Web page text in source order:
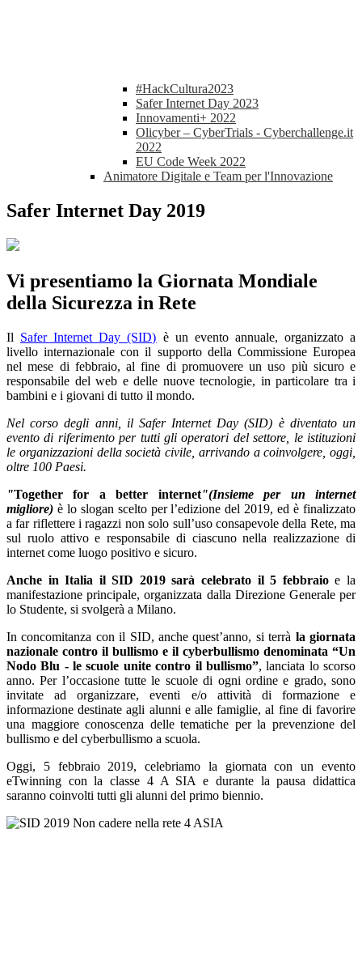
#HackCultura2023
Safer Internet Day 2023
Innovamenti+ 2022
Olicyber – CyberTrials - Cyberchallenge.it
2022
EU Code Week 2022
Animatore Digitale e Team per l'Innovazione
Safer Internet Day 2019
Vi presentiamo la Giornata Mondiale
della Sicurezza in Rete
Il Safer Internet Day (SID) è un evento annuale, organizzato a
livello internazionale con il supporto della Commissione Europea
nel mese di febbraio, al fine di promuovere un uso più sicuro e
responsabile del web e delle nuove tecnologie, in particolare tra i
bambini e i giovani di tutto il mondo.
Nel corso degli anni, il Safer Internet Day (SID) è diventato un
evento di riferimento per tutti gli operatori del settore, le istituzioni
le organizzazioni della società civile, arrivando a coinvolgere, oggi,
oltre 100 Paesi.
"Together for a better internet"(Insieme per un internet
migliore) è lo slogan scelto per l’edizione del 2019, ed è finalizzato
a far riflettere i ragazzi non solo sull’uso consapevole della Rete, ma
sul ruolo attivo e responsabile di ciascuno nella realizzazione di
internet come luogo positivo e sicuro.
Anche in Italia il SID 2019 sarà celebrato il 5 febbraioe la
manifestazione principale, organizzata dalla Direzione Generale per
lo Studente, si svolgerà a Milano.
In concomitanza con il SID, anche quest’anno, si terrà la giornata
nazionale contro il bullismo e il cyberbullismo denominata “Un
Nodo Blu - le scuole unite contro il bullismo”, lanciata lo scorso
anno. Per l’occasione tutte le scuole di ogni ordine e grado, sono
invitate ad organizzare, eventi e/o attività di formazione e
informazione destinate agli alunni e alle famiglie, al fine di favorire
una maggiore conoscenza delle tematiche per la prevenzione del
bullismo e del cyberbullismo a scuola.
Oggi, 5 febbraio 2019, celebriamo la giornata con un evento
eTwinning con la classe 4 A SIA e durante la pausa didattica
saranno coinvolti tutti gli alunni del primo biennio.